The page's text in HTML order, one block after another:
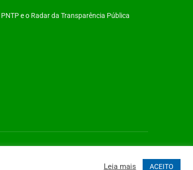
PNTPe o Radar da Transparência Pública
Leia mais ACEITO